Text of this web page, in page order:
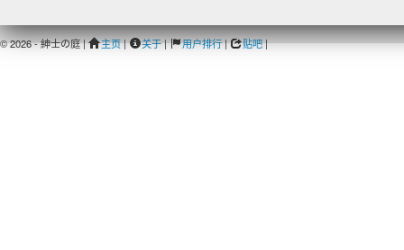
© 2026 - 紳士の庭 | 主页| 关于| 用户排行| 贴吧|